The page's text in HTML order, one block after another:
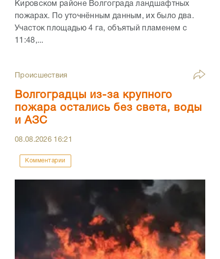
Кировском районе Волгограда ландшафтных
пожарах. По уточнённым данным, их было два.
Участок площадью 4 га, объятый пламенем с
11:48,...
Происшествия
Волгоградцы из-за крупного
пожара остались без света, воды
и АЗС
08.08.2026 16:21
Комментарии